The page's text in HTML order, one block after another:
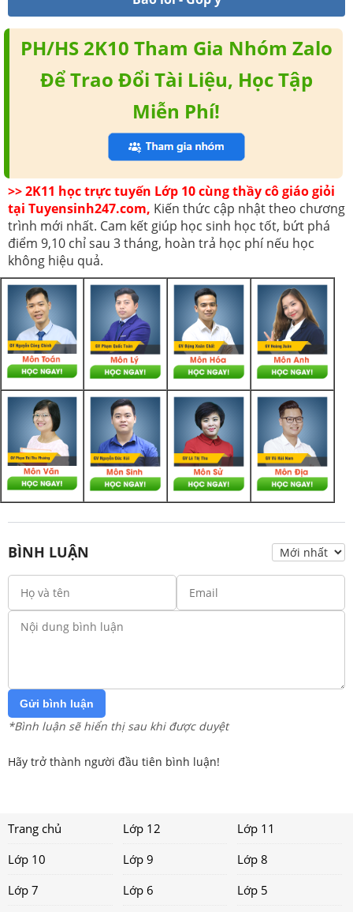
PH/HS 2K10 Tham Gia Nhóm Zalo
Để Trao Đổi Tài Liệu, Học Tập
Miễn Phí!
>> 2K11 học trực tuyến Lớp 10 cùng thầy cô giáo giỏi
tại Tuyensinh247.com, Kiến thức cập nhật theo chương
trình mới nhất. Cam kết giúp học sinh học tốt, bứt phá
điểm 9,10 chỉ sau 3 tháng, hoàn trả học phí nếu học
không hiệu quả.
BÌNH LUẬN
Gửi bình luận
*Bình luận sẽ hiển thị sau khi được duyệt
Hãy trở thành người đầu tiên bình luận!
Trang chủ Lớp 12
Lớp 11
Lớp 10
Lớp 9
Lớp 8
Lớp 7
Lớp 6 Lớp 5